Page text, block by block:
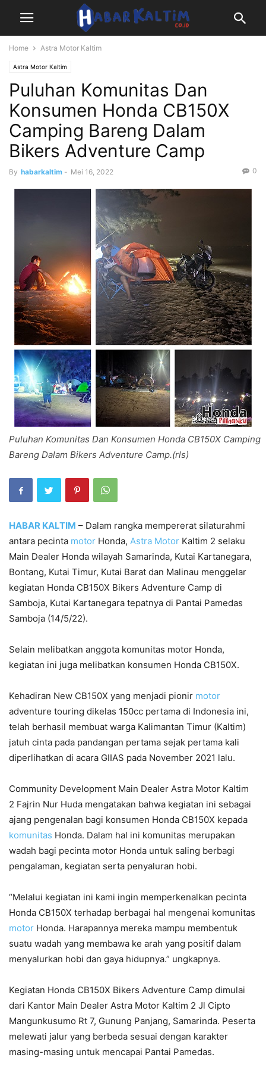
Home Astra Motor Kaltim
Astra Motor Kaltim
Puluhan Komunitas Dan
Konsumen Honda CB150X
Camping Bareng Dalam
Bikers Adventure Camp
By habarkaltim - Mei 16, 2022 0
Puluhan Komunitas Dan Konsumen Honda CB150X Camping
Bareng Dalam Bikers Adventure Camp.(rls)
HABAR KALTIM – Dalam rangka mempererat silaturahmi
antara pecinta motor Honda, Astra Motor Kaltim 2 selaku
Main Dealer Honda wilayah Samarinda, Kutai Kartanegara,
Bontang, Kutai Timur, Kutai Barat dan Malinau menggelar
kegiatan Honda CB150X Bikers Adventure Camp di
Samboja, Kutai Kartanegara tepatnya di Pantai Pamedas
Samboja (14/5/22).
Selain melibatkan anggota komunitas motor Honda,
kegiatan ini juga melibatkan konsumen Honda CB150X.
Kehadiran New CB150X yang menjadi pionir motor
adventure touring dikelas 150cc pertama di Indonesia ini,
telah berhasil membuat warga Kalimantan Timur (Kaltim)
jatuh cinta pada pandangan pertama sejak pertama kali
diperlihatkan di acara GIIAS pada November 2021 lalu.
Community Development Main Dealer Astra Motor Kaltim
2 Fajrin Nur Huda mengatakan bahwa kegiatan ini sebagai
ajang pengenalan bagi konsumen Honda CB150X kepada
komunitas Honda. Dalam hal ini komunitas merupakan
wadah bagi pecinta motor Honda untuk saling berbagi
pengalaman, kegiatan serta penyaluran hobi.
“Melalui kegiatan ini kami ingin memperkenalkan pecinta
Honda CB150X terhadap berbagai hal mengenai komunitas
motor Honda. Harapannya mereka mampu membentuk
suatu wadah yang membawa ke arah yang positif dalam
menyalurkan hobi dan gaya hidupnya.” ungkapnya.
Kegiatan Honda CB150X Bikers Adventure Camp dimulai
dari Kantor Main Dealer Astra Motor Kaltim 2 Jl Cipto
Mangunkusumo Rt 7, Gunung Panjang, Samarinda. Peserta
melewati jalur yang berbeda sesuai dengan karakter
masing-masing untuk mencapai Pantai Pamedas.